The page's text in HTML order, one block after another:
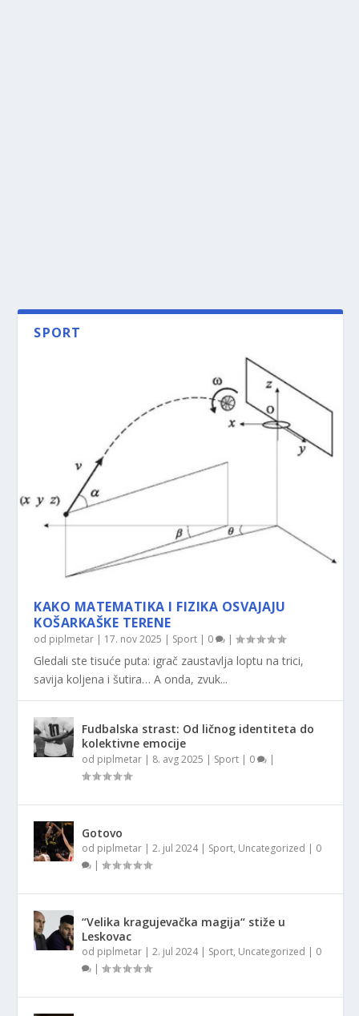
SPORT
KAKO MATEMATIKA I FIZIKA OSVAJAJU
KOŠARKAŠKE TERENE
od piplmetar | 17. nov 2025 | Sport | 0 |
Gledali ste tisuće puta: igrač zaustavlja loptu na trici,
savija koljena i šutira… A onda, zvuk...
Fudbalska strast: Od ličnog identiteta do
kolektivne emocije
od piplmetar | 8. avg 2025 | Sport | 0 |
Gotovo
od piplmetar |2. jul 2024| Sport, Uncategorized | 0
|
“Velika kragujevačka magija“ stiže u
Leskovac
od piplmetar |2. jul 2024| Sport, Uncategorized | 0
|